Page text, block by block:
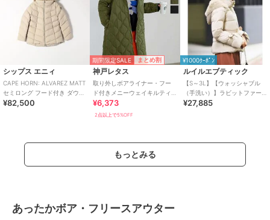
シップス エニィ
CAPE HORN: ALVAREZ MATT
セミロング フード付き ダウン
コート
¥82,500
期間限定SALE まとめ割
神戸レタス
取り外しボアライナー・フー
ド付きメニーウェイキルティ
ング中綿コート [K1153]
¥6,373
2点以上で5%OFF
¥1000ｸｰﾎﾟﾝ
ルイルエブティック
【S～3L】【ウォッシャブル
（手洗い）】ラビットファー
フードショートダウンジャケ
¥27,885
もっとみる
あったかボア・フリースアウター